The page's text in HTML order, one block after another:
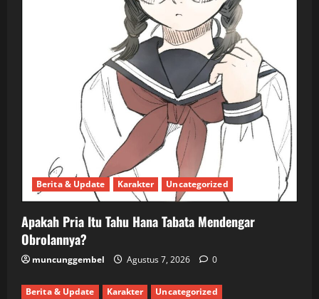
Berita & Update Karakter Uncategorized
Apakah Pria Itu Tahu Hana Tabata Mendengar
Obrolannya?
muncunggembel Agustus 7, 2026 0
Berita & Update Karakter Uncategorized